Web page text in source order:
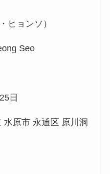
ヒョンソ）
Seo
日
原市 永通区 原川洞